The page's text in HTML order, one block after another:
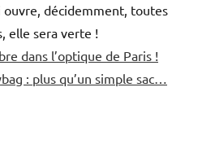
ouvre, décidemment, toutes
elle sera verte !
dans l’optique de Paris !
: plus qu’un simple sac…